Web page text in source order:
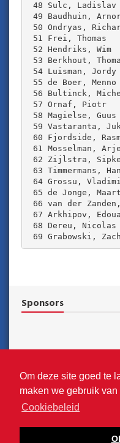
Om deze site goed te
maken we gebruik
Cookiebeleid
48 Sulc,
49 Baudhuin,
50 Ondryas,
51 Frei,
52 Hendriks,
53 Berkhout,
54 Luisman,
55 de Boer,
56 Bultinck,
57 Ornaf, Piotr
58 Magielse,
59 Vastaranta,
60 Fjordside,
61 Mosselman,
62 Zijlstra,
63 Timmermans,
64 Grossu,
65 de Jonge,
66 van der
67 Arkhipov,
68 Dereu,
69 Grabowski,
Sponsors
Previous